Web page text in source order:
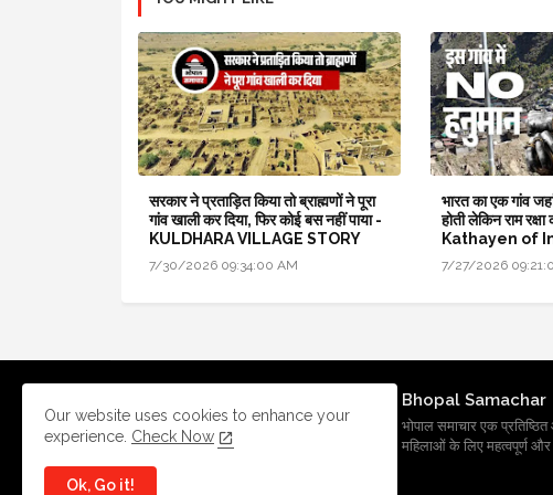
सरकार ने प्रताड़ित किया तो ब्राह्मणों ने पूरा
गांव खाली कर दिया, फिर कोई बस नहीं पाया -
KULDHARA VILLAGE STORY
7/30/2026 09:34:00 AM
भारत का एक गांव
होती लेकिन राम
Kathayen of
7/27/2026
Bhopal Samachar
भोपाल समाचार एक प्रतिष्ठित
महिलाओं के लिए महत्वपूर्ण और
Our website uses cookies to enhance your
experience. Check Now
Ok, Go it!